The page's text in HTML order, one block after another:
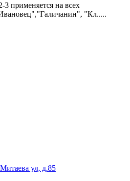
3 применяется на всех
"Кл.....
ул, д.85